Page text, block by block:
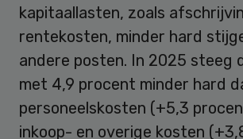
kapitaallasten, zoals
rentekosten, minder hard
andere posten. In 2025 steeg
met 4,9 procent minder hard
personeelskosten (+5,3
inkoop- en overige kosten